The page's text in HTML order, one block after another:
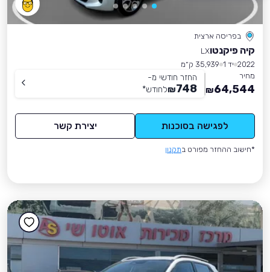
בפריסה ארצית
קיה פיקנטוLX
2022 יד 1
35,939 ק״מ
מחיר
64,544
₪
החזר חודשי מ-
748
₪לחודש*
לפגישה בסוכנות יצירת קשר
*חישוב ההחזר מפורט בתקנון